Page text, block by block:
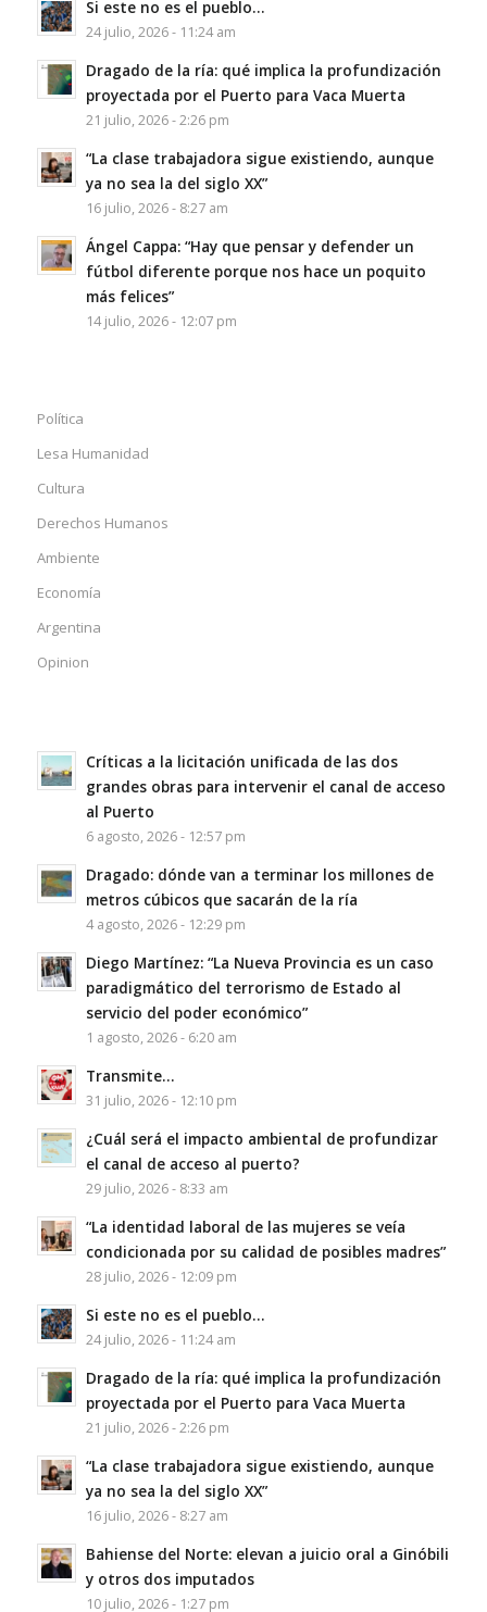
Si este no es el pueblo…
24 julio, 2026 - 11:24 am
Dragado de la ría: qué implica la profundización
proyectada por el Puerto para Vaca Muerta
21 julio, 2026 - 2:26 pm
“La clase trabajadora sigue existiendo, aunque
ya no sea la del siglo XX”
16 julio, 2026 - 8:27 am
Ángel Cappa: “Hay que pensar y defender un
fútbol diferente porque nos hace un poquito
más felices”
14 julio, 2026 - 12:07 pm
Política
Lesa Humanidad
Cultura
Derechos Humanos
Ambiente
Economía
Argentina
Opinion
Críticas a la licitación unificada de las dos
grandes obras para intervenir el canal de acceso
al Puerto
6 agosto, 2026 - 12:57 pm
Dragado: dónde van a terminar los millones de
metros cúbicos que sacarán de la ría
4 agosto, 2026 - 12:29 pm
Diego Martínez: “La Nueva Provincia es un caso
paradigmático del terrorismo de Estado al
servicio del poder económico”
1 agosto, 2026 - 6:20 am
Transmite…
31 julio, 2026 - 12:10 pm
¿Cuál será el impacto ambiental de profundizar
el canal de acceso al puerto?
29 julio, 2026 - 8:33 am
“La identidad laboral de las mujeres se veía
condicionada por su calidad de posibles madres”
28 julio, 2026 - 12:09 pm
Si este no es el pueblo…
24 julio, 2026 - 11:24 am
Dragado de la ría: qué implica la profundización
proyectada por el Puerto para Vaca Muerta
21 julio, 2026 - 2:26 pm
“La clase trabajadora sigue existiendo, aunque
ya no sea la del siglo XX”
16 julio, 2026 - 8:27 am
Bahiense del Norte: elevan a juicio oral a Ginóbili
y otros dos imputados
10 julio, 2026 - 1:27 pm